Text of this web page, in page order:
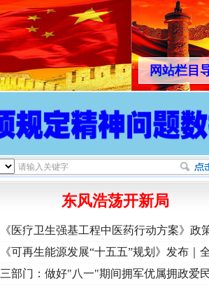
网站栏目
东风浩荡开新局
《医疗卫生强基工程中医药行动方案》政
《可再生能源发展“十五五”规划》发布｜
三部门：做好"八一"期间拥军优属拥政爱